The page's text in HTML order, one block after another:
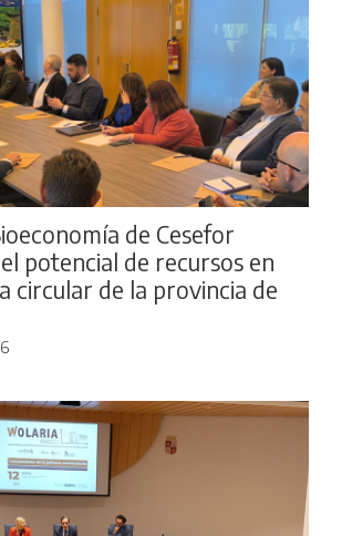
de Cesefor
potencial de recursos en
circular de la provincia de